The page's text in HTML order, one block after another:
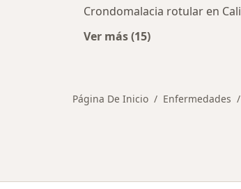
Crondomalacia rotular en Cali
Ver más (15)
Página De Inicio Enfermedades